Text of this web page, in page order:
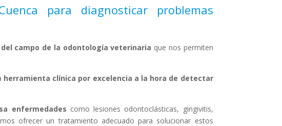
para diagnosticar problemas
campo de la odontología veterinaria que nos permiten
herramienta clínica por excelencia a la hora de detectar
enfermedades como lesiones odontoclásticas, gingivitis,
ofrecer un tratamiento adecuado para solucionar estos